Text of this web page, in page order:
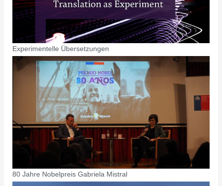
Experimentelle Übersetzungen
80 Jahre Nobelpreis Gabriela Mistral